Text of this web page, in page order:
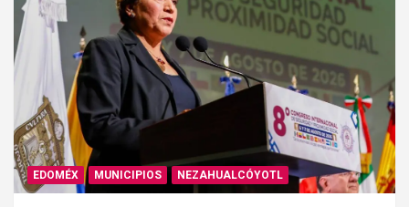
EDOMÉX MUNICIPIOS NEZAHUALCÓYOTL